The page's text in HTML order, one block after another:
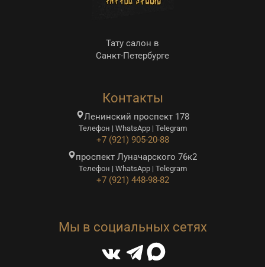
Тату салон в
Санкт-Петербурге
Контакты
Ленинский проспект 178
Телефон | WhatsApp | Telegram
+7 (921) 905-20-88
проспект Луначарского 76к2
Телефон | WhatsApp | Telegram
+7 (921) 448-98-82
Мы в социальных сетях